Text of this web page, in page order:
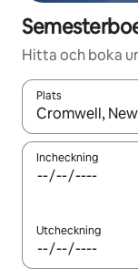
Hitta och boka
Plats
När resultaten
Incheckning
Utcheckning